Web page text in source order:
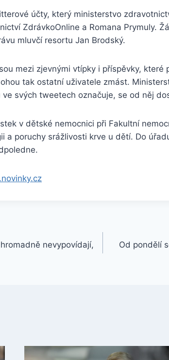
účty, který ministerstvo
ZdrávkoOnline a Romana Prymuly.
mluvčí resortu Jan Brodský.
mezi zjevnými vtípky i příspěvky, které
tak ostatní uživatele zmást.
svých tweetech označuje, se od něj
v dětské nemocnici při Fakultní
a poruchy srážlivosti krve u dětí. Do
nevypovídají,
Od pondělí